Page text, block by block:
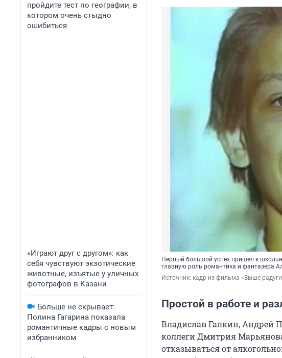
пройдите тест по географии, в
котором очень стыдно
ошибиться
«Играют друг с другом»: как
себя чувствуют экзотические
животные, изъятые у уличных
фотографов в Казани
Больше не скрывает:
Полина Гагарина показала
романтичные кадры с новым
избранником
Первый большой успех пришел к
главную роль романтика и фантазера
Источник: кадр из фильма «Выше
Простой в работе и
Владислав Галкин, Андрей
коллеги Дмитрия
отказываться от